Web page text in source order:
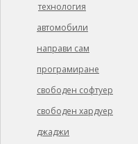
технология
автомобили
направи сам
програмиране
свободен софтуер
свободен хардуер
джаджи